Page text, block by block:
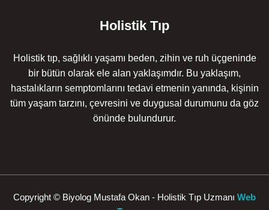
Holistik Tıp
Holistik tıp, sağlıklı yaşamı beden, zihin ve ruh üçgeninde
bir bütün olarak ele alan yaklaşımdır. Bu yaklaşım,
hastalıkların semptomlarını tedavi etmenin yanında, kişinin
tüm yaşam tarzını, çevresini ve duygusal durumunu da göz
önünde bulundurur.
Copyright © Biyolog Mustafa Okan - Holistik Tıp Uzmanı Web